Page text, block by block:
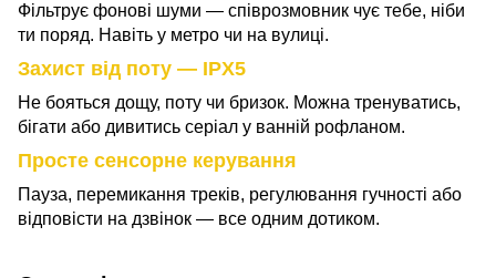
Фільтрує фонові шуми — співрозмовник чує тебе, ніби
ти поряд. Навіть у метро чи на вулиці.
Захист від поту — IPX5
Не бояться дощу, поту чи бризок. Можна тренуватись,
бігати або дивитись серіал у ванній рофланом.
Просте сенсорне керування
Пауза, перемикання треків, регулювання гучності або
відповісти на дзвінок — все одним дотиком.